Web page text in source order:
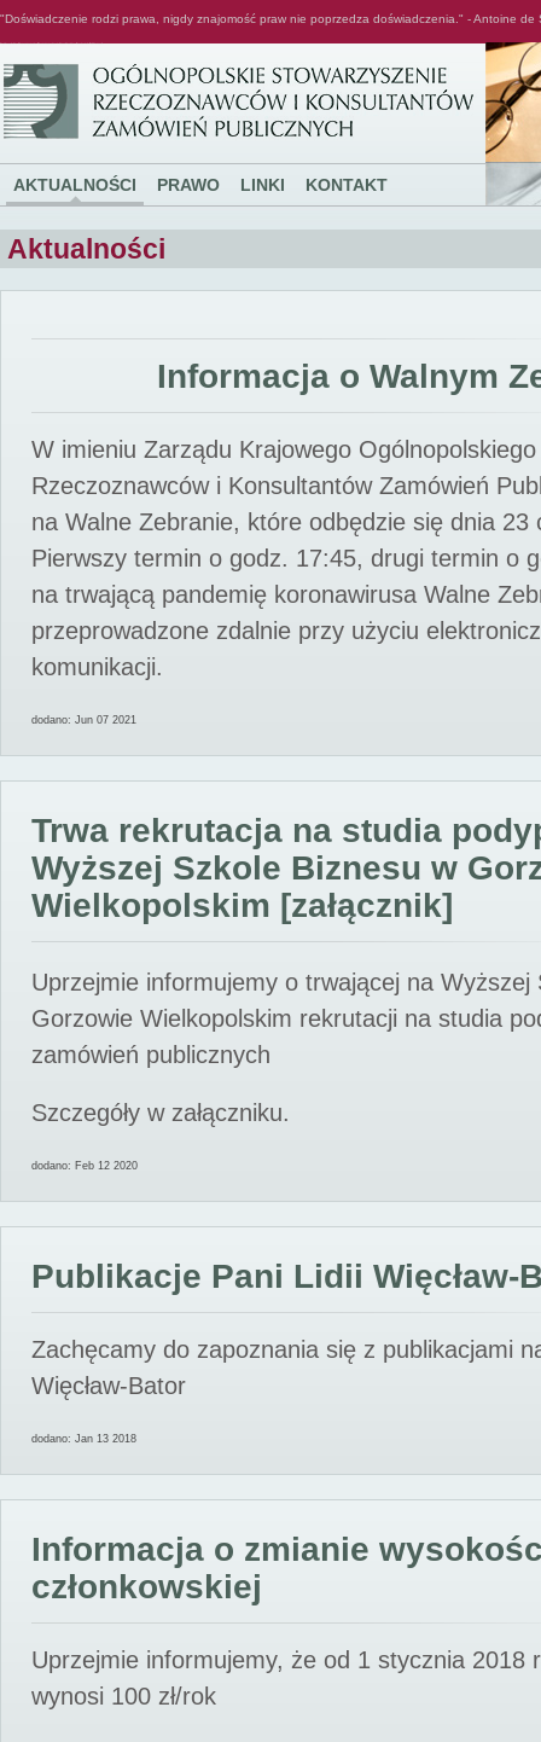
"Doświadczenie rodzi prawa, nigdy znajomość praw nie poprzedza doświadczenia." - Antoine de
AKTUALNOŚCI PRAWO LINKI KONTAKT
Aktualności
Informacja o Walnym
W imieniu Zarządu Krajowego
Rzeczoznawców i Konsultantów Zamówień
na Walne Zebranie, które odbędzie się dnia 23
Pierwszy termin o godz. 17:45, drugi termin o
na trwającą pandemię koronawirusa Walne
przeprowadzone zdalnie przy użyciu
komunikacji.
dodano: Jun 07 2021
Trwa rekrutacja na studia
Wyższej Szkole Biznesu w
Wielkopolskim [załącznik]
Uprzejmie informujemy o trwającej na Wyższej
Gorzowie Wielkopolskim rekrutacji na studia
zamówień publicznych
Szczegóły w załączniku.
dodano: Feb 12 2020
Publikacje Pani Lidii Więcław-
Zachęcamy do zapoznania się z publikacjami
Więcław-Bator
dodano: Jan 13 2018
Informacja o zmianie
członkowskiej
Uprzejmie informujemy, że od 1 stycznia 2018
wynosi 100 zł/rok